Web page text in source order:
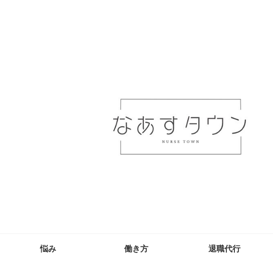
悩み 働き方 退職代行